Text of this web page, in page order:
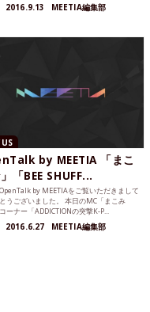
2016.9.13 MEETIA編集部
by MEETIA 「まこ
「BEE SHUFF...
by MEETIAをご覧いただきまして
うございました。 本日のMC「まこみ
ーナー「ADDICTIONの突撃K-P...
2016.6.27 MEETIA編集部